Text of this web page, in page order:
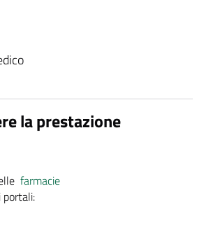
la prestazione
farmacie
portali: